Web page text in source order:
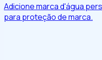
Adicione marca d'água
para proteção de marca.